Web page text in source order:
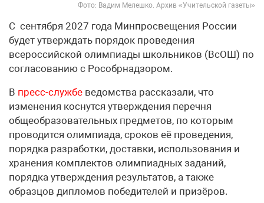
Фото: Вадим Мелешко. Архив «Учительской газеты»
С сентября 2027 года Минпросвещения России
будет утверждать порядок проведения
всероссийской олимпиады школьников (ВсОШ) по
согласованию с Рособрнадзором.
В пресс-службе ведомства рассказали, что
изменения коснутся утверждения перечня
общеобразовательных предметов, по которым
проводится олимпиада, сроков её проведения,
порядка разработки, доставки, использования и
хранения комплектов олимпиадных заданий,
порядка утверждения результатов, а также
образцов дипломов победителей и призёров.